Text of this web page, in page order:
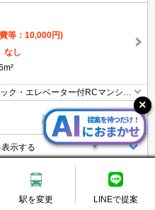
等：10,000円)
なし
ク・エレベーター付RCマンショ
しちゃお。独立洗面台が便利。
。要火災保険。浴室乾燥機付。
詳細を見る
示する
新開地駅 15階建 築5年
駅を変更 LINEで提案